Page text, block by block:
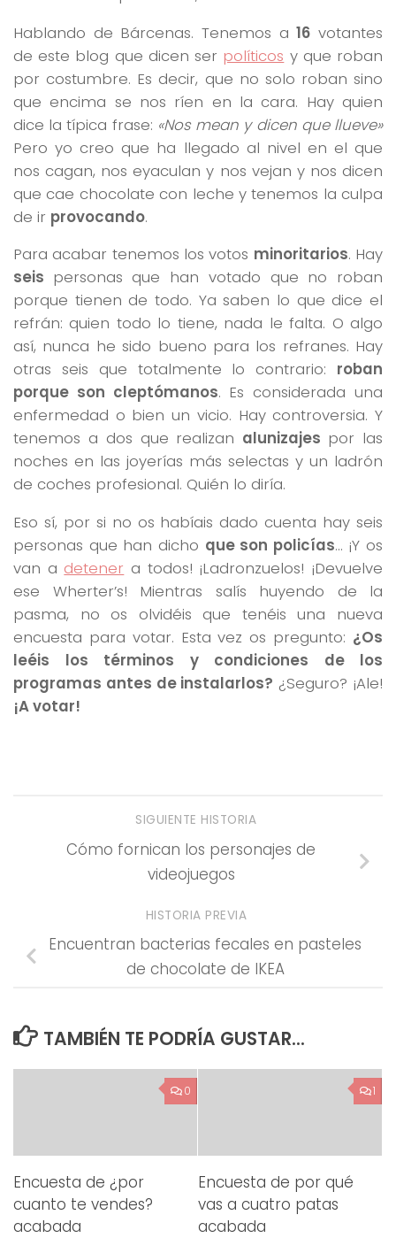
Hablando de Bárcenas. Tenemos a16 votantes
de este blog que dicen ser políticos y que roban
por costumbre. Es decir, que no solo roban sino
que encima se nos ríen en la cara. Hay quien
dice la típica frase: «Nos mean y dicen que llueve»
Pero yo creo que ha llegado al nivel en el que
nos cagan, nos eyaculan y nos vejan y nos dicen
que cae chocolate con leche y tenemos la culpa
de ir provocando.
Para acabar tenemos los votos minoritarios. Hay
seis personas que han votado que no roban
porque tienen de todo. Ya saben lo que dice el
refrán: quien todo lo tiene, nada le falta. O algo
así, nunca he sido bueno para los refranes. Hay
otras seis que totalmente lo contrario: roban
porque son cleptómanos. Es considerada una
enfermedad o bien un vicio. Hay controversia. Y
tenemos a dos que realizan alunizajes por las
noches en las joyerías más selectas y un ladrón
de coches profesional. Quién lo diría.
Eso sí, por si no os habíais dado cuenta hay seis
personas que han dicho que son policías… ¡Y os
van a detener a todos! ¡Ladronzuelos! ¡Devuelve
ese Wherter’s! Mientras salís huyendo de la
pasma, no os olvidéis que tenéis una nueva
encuesta para votar. Esta vez os pregunto: ¿Os
leéis los términos y condiciones de los
programas antes de instalarlos? ¿Seguro? ¡Ale!
¡A votar!
SIGUIENTE HISTORIA
Cómo fornican los personajes de
videojuegos
HISTORIA PREVIA
Encuentran bacterias fecales en pasteles
de chocolate de IKEA
TAMBIÉN TE PODRÍA GUSTAR...
0
Encuesta de ¿por
cuanto te vendes?
acabada
1
Encuesta de por qué
vas a cuatro patas
acabada